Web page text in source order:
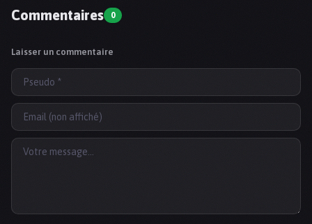
Commentaires 0
Laisser un commentaire